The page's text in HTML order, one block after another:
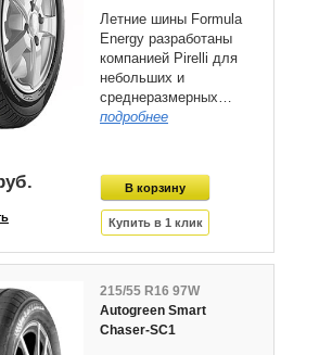
Летние шины Formula
Energy разработаны
компанией Pirelli для
небольших и
среднеразмерных…
подробнее
215/55 R16 97W
Autogreen Smart
Chaser-SC1